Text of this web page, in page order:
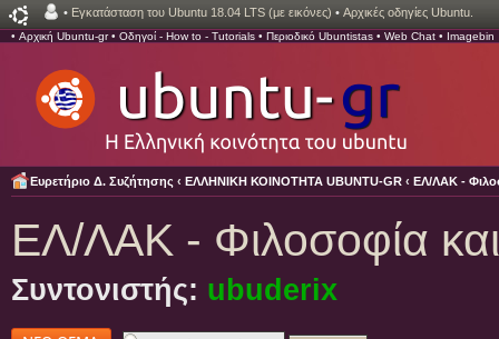
• Εγκατάσταση του Ubuntu 18.04 LTS (με εικόνες) • Αρχικές οδηγίες Ubuntu.
• Αρχική Ubuntu-gr• Οδηγοί - How to - Tutorials • Περιοδικό Ubuntistas • Web Chat • Imagebin
Ευρετήριο Δ. Συζήτησης ‹ ΕΛΛΗΝΙΚΗ ΚΟΙΝΟΤΗΤΑ UBUNTU-GR ‹ ΕΛ/ΛΑΚ -
ΕΛ/ΛΑΚ - Φιλοσοφία και
Συντονιστής: ubuderix
Δημιουργία νέου